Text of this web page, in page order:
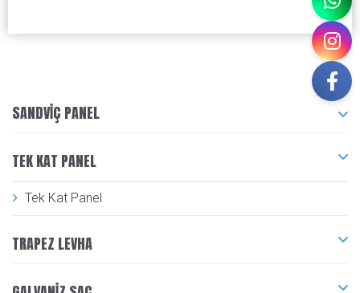
SANDVIÇ PANEL
TEK KAT PANEL
Tek Kat Panel
TRAPEZ LEVHA